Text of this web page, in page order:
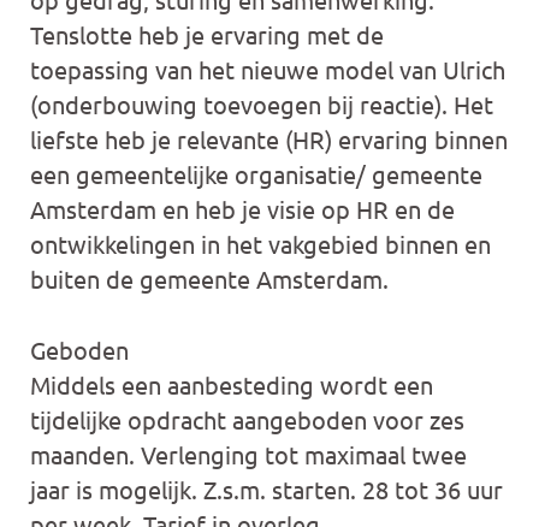
Tenslotte heb je ervaring met de
toepassing van het nieuwe model van Ulrich
(onderbouwing toevoegen bij reactie). Het
liefste heb je relevante (HR) ervaring binnen
een gemeentelijke organisatie/ gemeente
Amsterdam en heb je visie op HR en de
ontwikkelingen in het vakgebied binnen en
buiten de gemeente Amsterdam.
Geboden
Middels een aanbesteding wordt een
tijdelijke opdracht aangeboden voor zes
maanden. Verlenging tot maximaal twee
jaar is mogelijk. Z.s.m. starten. 28 tot 36 uur